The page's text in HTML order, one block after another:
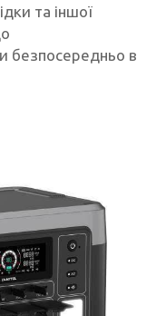
та іншої
безпосередньо в